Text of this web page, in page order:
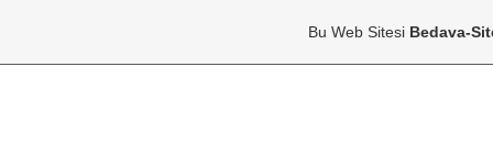
Bu Web Sitesi Bedava-